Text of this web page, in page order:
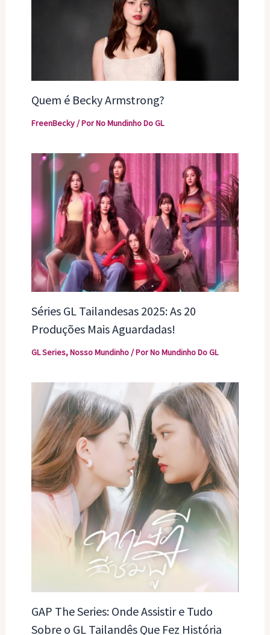
Quem é Becky Armstrong?
FreenBecky/ PorNo Mundinho Do GL
Séries GL Tailandesas 2025: As 20
Produções Mais Aguardadas!
GL Series,Nosso Mundinho/ PorNo Mundinho Do GL
GAP The Series: Onde Assistir e Tudo
Sobre o GL Tailandês Que Fez História